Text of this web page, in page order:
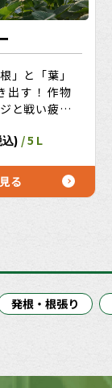
」と「葉」
出す！作物
と戦い疲れ
作土壌・成
」の働きを
アップの限
込) / 5 L
る
発根・根張り